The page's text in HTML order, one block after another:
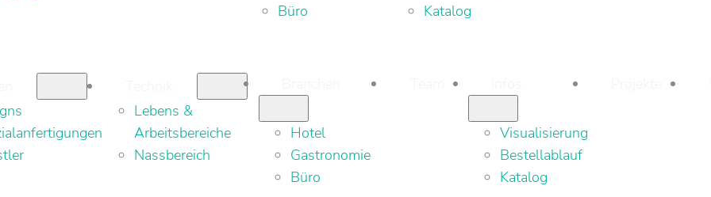
Büro
Katalog
Lebens &
Arbeitsbereiche
Nassbereich
Hotel
Gastronomie
Büro
Visualisierung
Bestellablauf
Katalog